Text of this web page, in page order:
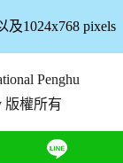
及1024x768 pixels
Penghu
版權所有